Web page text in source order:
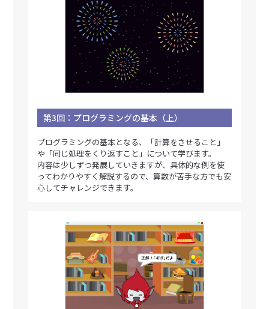
第3回：プログラミングの基本（上）
プログラミングの基本となる、「計算をさせること」
や「同じ処理をくり返すこと」について学びます。
内容は少しずつ発展していきますが、具体的な例を使
ってわかりやすく解説するので、算数が苦手な方でも安
心してチャレンジできます。